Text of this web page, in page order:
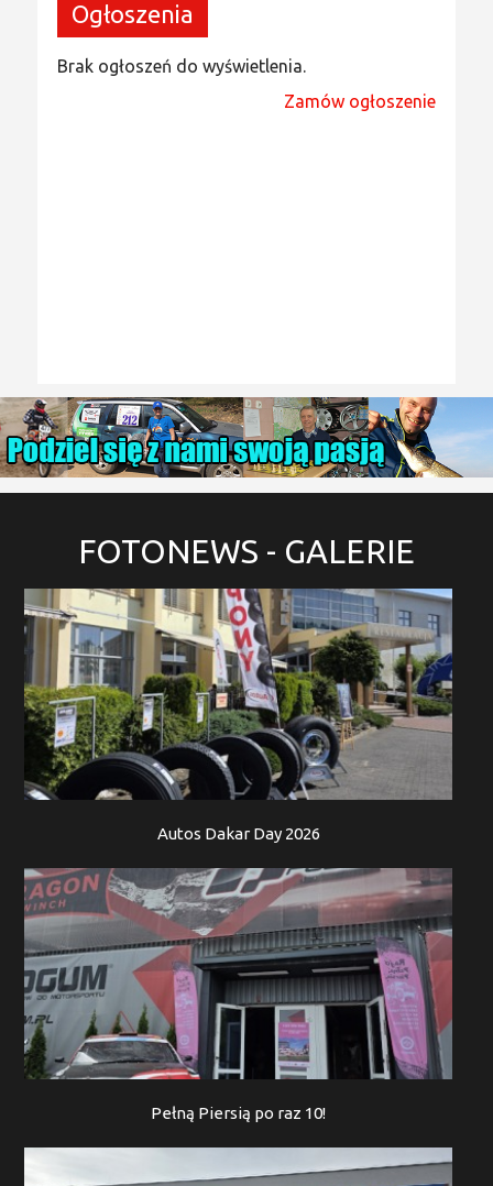
Ogłoszenia
Brak ogłoszeń do wyświetlenia.
Zamów ogłoszenie
FOTONEWS - GALERIE
Autos Dakar Day 2026
Pełną Piersią po raz 10!